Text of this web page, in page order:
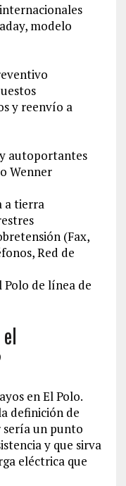
modelo
y reenvío a
autoportantes
Wenner
a tierra
(Fax,
Red de
de línea de
en El Polo.
definición de
sería un punto
y que sirva
eléctrica que